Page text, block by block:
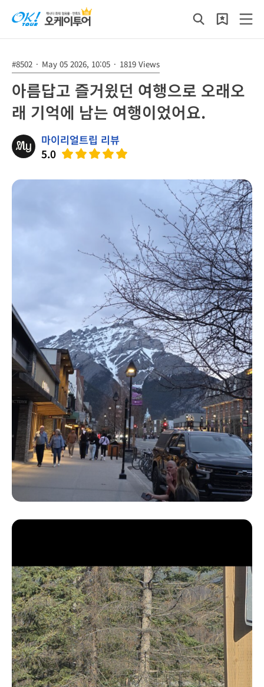
#8502 · May 05 2026, 10:05 · 1819 Views
아름답고 즐거윘던 여행으로 오래오
래 기억에 남는 여행이었어요.
마이리얼트립 리뷰
5.0